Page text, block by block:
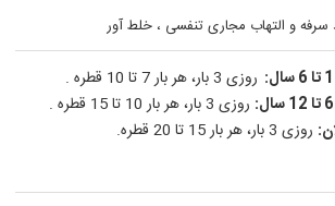
و التهاب مجاری تنفسی ، خلط آور
روزی 3 بار، هر بار 7 تا 10 قطره .
روزی 3 بار، هر بار 10 تا 15 قطره .
روزی 3 بار، هر بار 15 تا 20 قطره.